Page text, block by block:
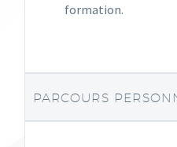
formation.
PARCOURS